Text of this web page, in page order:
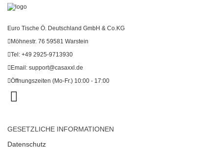
Euro Tische Ö. Deutschland GmbH & Co.KG
Möhnestr. 76 59581 Warstein
Tel: +49 2925-9713930
Email: support@casaxxl.de
Öffnungszeiten (Mo-Fr.) 10:00 - 17:00
GESETZLICHE INFORMATIONEN
Datenschutz